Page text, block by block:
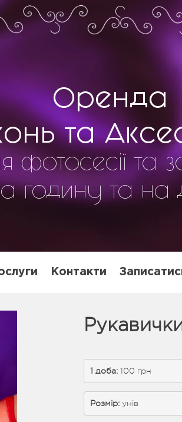
Оренда
та
фотосесії та
годину та на
Контакти
1 доба: 100 грн
Розмір: унів